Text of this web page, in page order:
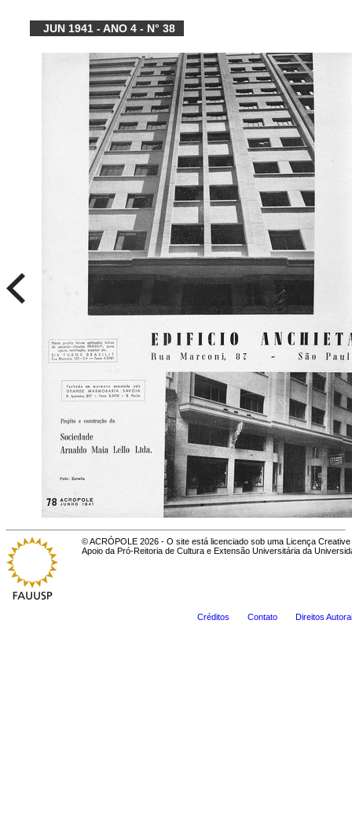
JUN 1941 - ANO 4 - N° 38
© ACRÓPOLE 2026 - O site está licenciado sob uma Licença
Apoio da Pró-Reitoria de Cultura e Extensão Universitária da
Créditos Contato Direitos